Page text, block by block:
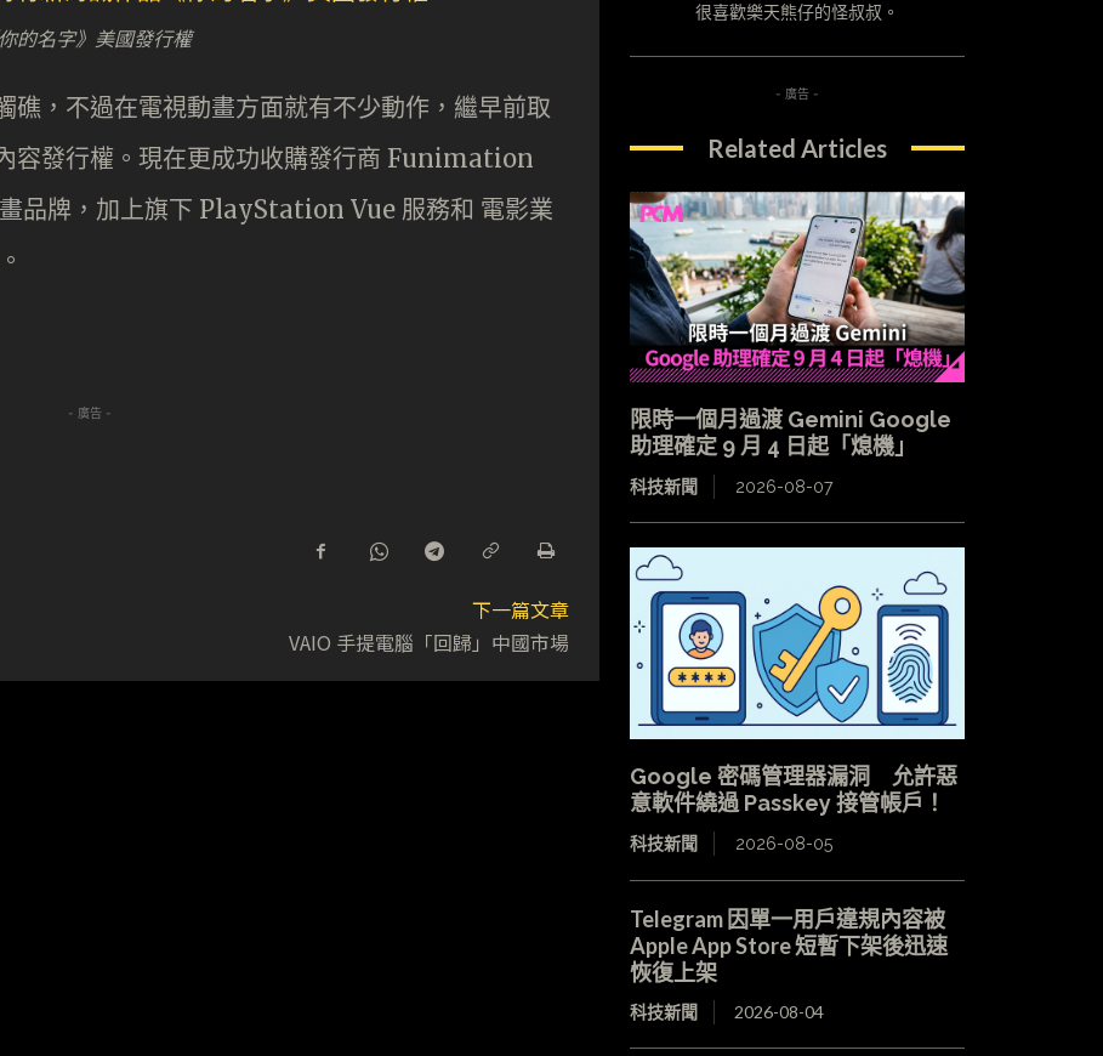
的名字》美國發行權
，不過在電視動畫方面就有不少動作，繼早前取
發行權。現在更成功收購發行商 Funimation
品牌，加上旗下 PlayStation Vue 服務和 電影業
- 廣告 -
下一篇文章
VAIO 手提電腦「回歸」中國市場
很喜歡樂天熊仔的怪叔叔。
- 廣告 -
Related Articles
限時一個月過渡 Gemini Google
助理確定 9 月 4 日起「熄機」
科技新聞 2026-08-07
Google 密碼管理器漏洞 允許惡
意軟件繞過 Passkey 接管帳戶！
科技新聞 2026-08-05
Telegram 因單一用戶違規內容被
Apple App Store 短暫下架後迅速
恢復上架
科技新聞 2026-08-04